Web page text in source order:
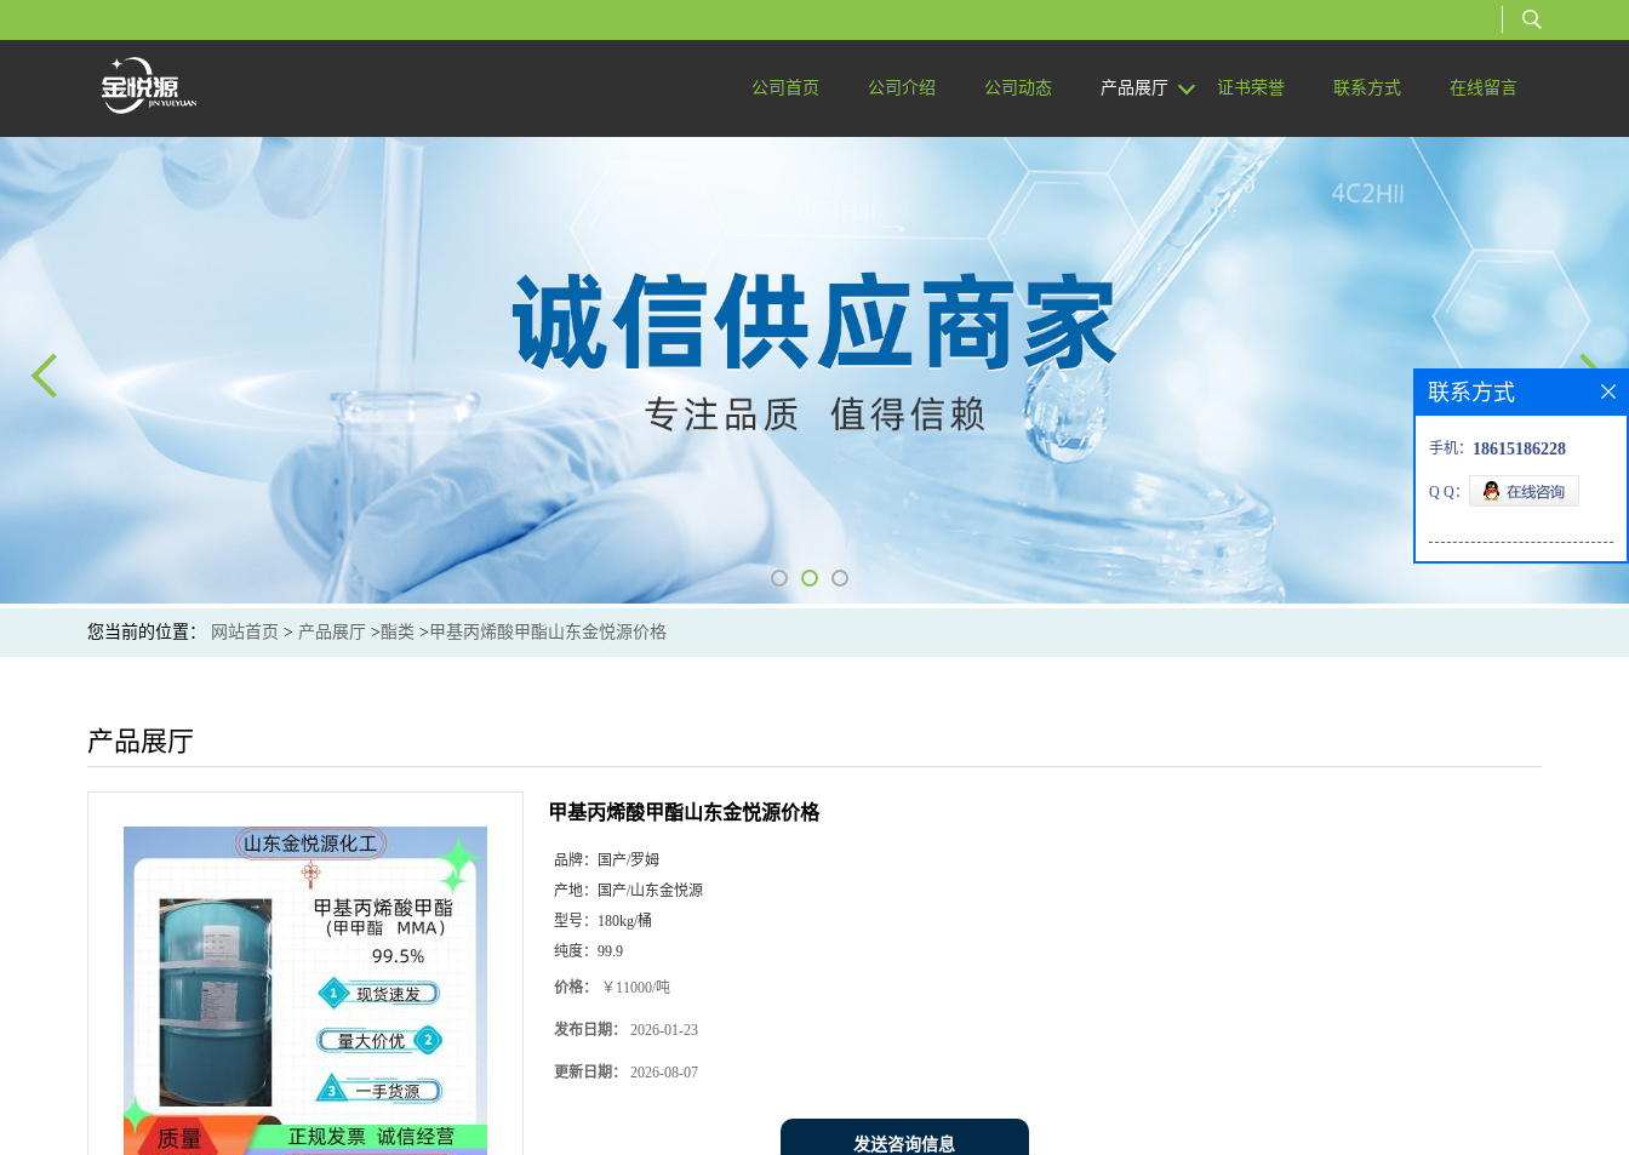
公司首页 公司介绍 公司动态 产品展厅 证书荣誉 联系方式 在线留言
您当前的位置： 网站首页 > 产品展厅 >酯类 >甲基丙烯酸甲酯山东金悦源价格
产品展厅
甲基丙烯酸甲酯山东金悦源价格
品牌：
国产/罗姆
产地：
国产/山东金悦源
型号： 180kg/桶
纯度： 99.9
价格： ￥11000/吨
发布日期： 2026-01-23
更新日期： 2026-08-07
发送咨询信息
联系方式
手机： 18615186228
Q Q：